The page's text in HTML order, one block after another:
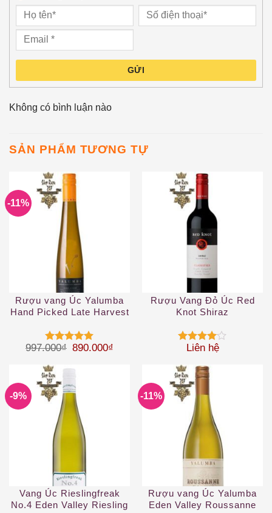
GỬI
Không có bình luận nào
SẢN PHẨM TƯƠNG TỰ
-11%
Rượu vang Úc Yalumba
Hand Picked Late Harvest
Được xếp
sao
997.000₫ Giá gốc là: 997.000₫.
890.000₫ Giá hiện tại là: 890.000₫.
Rượu Vang Đỏ Úc Red
Knot Shiraz
Được
45 sao
Liên hệ
-9%
Vang Úc Rieslingfreak
No.4 Eden Valley Riesling
-11%
Rượu vang Úc Yalumba
Eden Valley Roussanne